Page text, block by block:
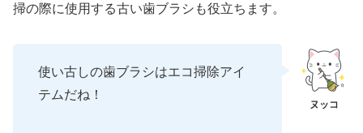
掃の際に使用する古い歯ブラシも役立ちます。
使い古しの歯ブラシはエコ掃除アイ
テムだね！